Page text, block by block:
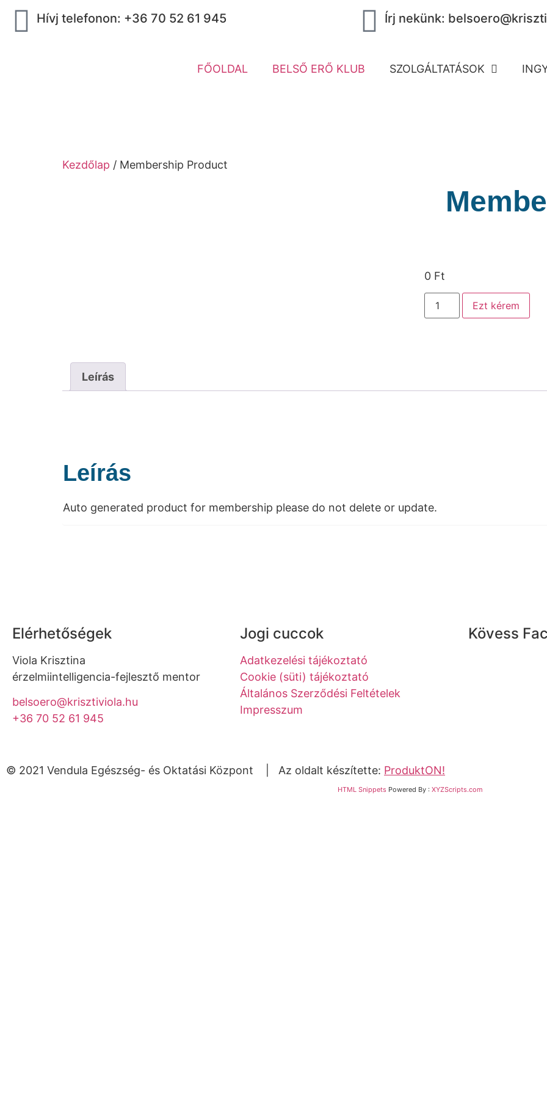
Hívj telefonon: +36 70 52 61 945 Írj nekünk:
FŐOLDAL BELSŐ ERŐ KLUB SZOLGÁLTATÁSOK
Kezdőlap / Membership Product
0 Ft
Ezt kérem
Leírás
Leírás
Auto generated product for membership please do not delete or update.
Elérhetőségek
Viola Krisztina
érzelmiintelligencia-fejlesztő mentor
belsoero@krisztiviola.hu
+36 70 52 61 945
Jogi cuccok
Adatkezelési tájékoztató
Cookie (süti) tájékoztató
Általános Szerződési Feltételek
Impresszum
Kövess
© 2021 Vendula Egészség- és Oktatási Központ | Az oldalt készítette: ProduktON!
HTML Snippets Powered By : XYZScripts.com